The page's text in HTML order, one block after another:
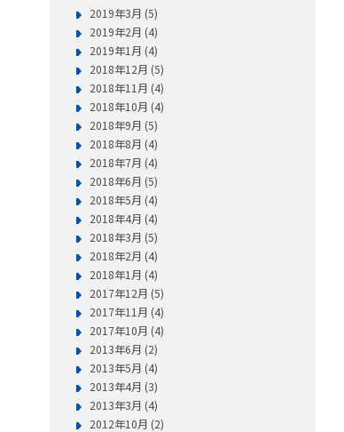
2019年3月 (5)
2019年2月 (4)
2019年1月 (4)
2018年12月 (5)
2018年11月 (4)
2018年10月 (4)
2018年9月 (5)
2018年8月 (4)
2018年7月 (4)
2018年6月 (5)
2018年5月 (4)
2018年4月 (4)
2018年3月 (5)
2018年2月 (4)
2018年1月 (4)
2017年12月 (5)
2017年11月 (4)
2017年10月 (4)
2013年6月 (2)
2013年5月 (4)
2013年4月 (3)
2013年3月 (4)
2012年10月 (2)